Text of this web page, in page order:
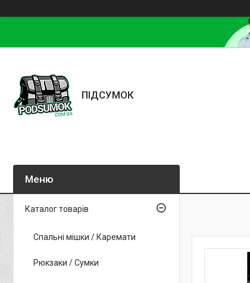
ПІДСУМОК
Каталог товарів
Спальні мішки / Каремати
Рюкзаки / Сумки